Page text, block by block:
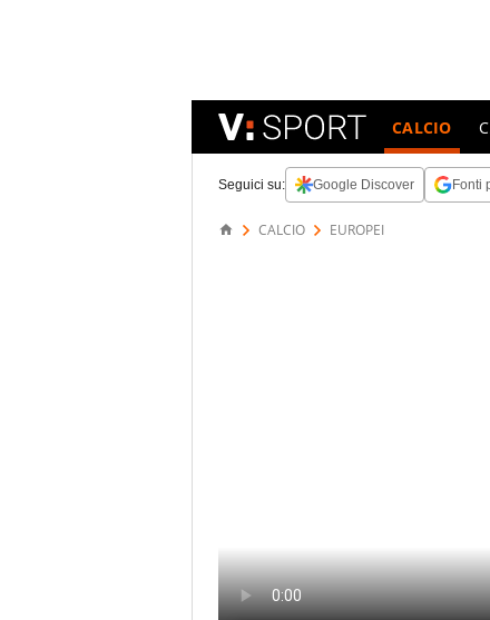
CALCIO
Seguici su: Google Discover Fonti
CALCIO EUROPEI